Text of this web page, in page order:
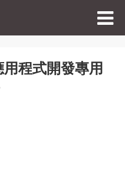
程式開發專用